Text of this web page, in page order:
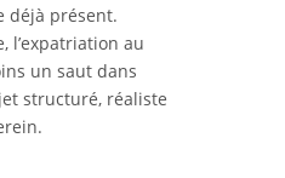
déjà présent.
l’expatriation au
un saut dans
structuré, réaliste